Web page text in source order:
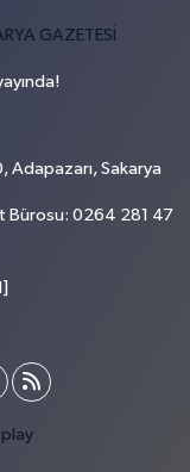
Adapazarı, Sakarya
Bürosu: 0264 281 47